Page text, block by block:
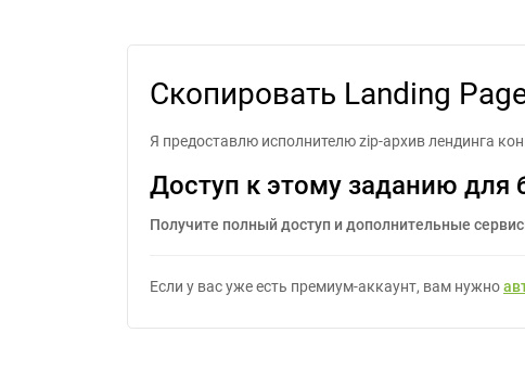
Скопировать Landing
Я предоставлю исполнителю zip-архив лендинга
Доступ к этому заданию для
Получите полный доступ и дополнительные
Если у вас уже есть премиум-аккаунт, вам нужно